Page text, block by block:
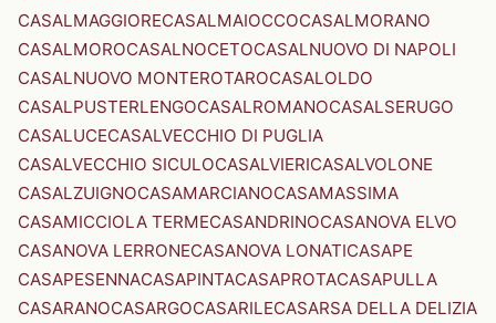
CASALMAGGIORECASALMAIOCCOCASALMORANO
CASALMOROCASALNOCETOCASALNUOVO DI NAPOLI
CASALNUOVO MONTEROTAROCASALOLDO
CASALPUSTERLENGOCASALROMANOCASALSERUGO
CASALUCECASALVECCHIO DI PUGLIA
CASALVECCHIO SICULOCASALVIERICASALVOLONE
CASALZUIGNOCASAMARCIANOCASAMASSIMA
CASAMICCIOLA TERMECASANDRINOCASANOVA ELVO
CASANOVA LERRONECASANOVA LONATICASAPE
CASAPESENNACASAPINTACASAPROTACASAPULLA
CASARANOCASARGOCASARILECASARSA DELLA DELIZIA